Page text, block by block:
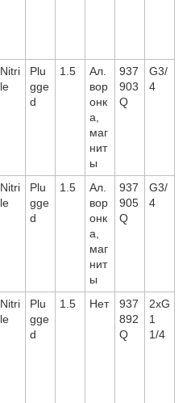
Nitri
le
Plu
gge
d
1.5
Ал.
вор
онк
а,
маг
нит
ы
937
903
Q
G3/
4
Nitri
le
Plu
gge
d
1.5
Ал.
вор
онк
а,
маг
нит
ы
937
905
Q
G3/
4
Nitri
le
Plu
gge
d
1.5 Нет
937
892
Q
2xG
1
1/4